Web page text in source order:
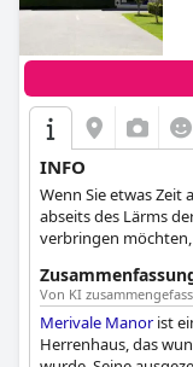
INFO
Wenn Sie etwas Zeit
abseits des Lärms
verbringen
jedes der drei
eingerichtet und
Von KI
Merivale Manorist
Herrenhaus, das